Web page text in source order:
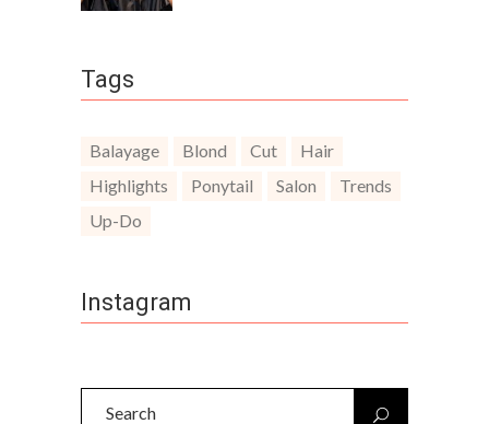
Tags
Balayage Blond Cut
Hair
Highlights
Ponytail Salon
Trends
Up-Do
Instagram